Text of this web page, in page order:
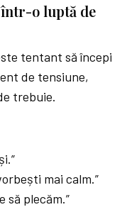
o luptă de
tentant să începi
de tensiune,
trebuie.
mai calm.”
să plecăm.”